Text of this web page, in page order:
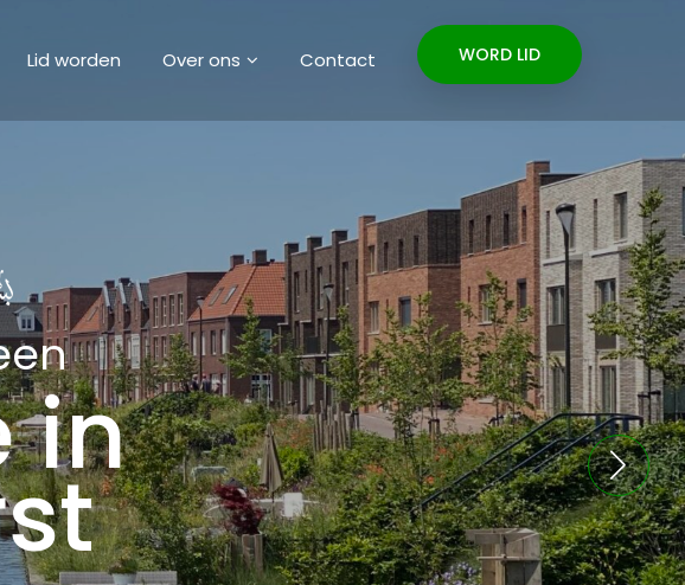
WORD LID
Lid worden Over ons Contact
in